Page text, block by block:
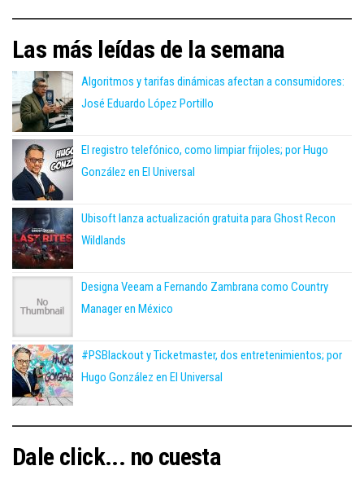
Las más leídas de la semana
Algoritmos y tarifas dinámicas afectan a consumidores:
José Eduardo López Portillo
El registro telefónico, como limpiar frijoles; por Hugo
González en El Universal
Ubisoft lanza actualización gratuita para Ghost Recon
Wildlands
Designa Veeam a Fernando Zambrana como Country
Manager en México
#PSBlackout y Ticketmaster, dos entretenimientos; por
Hugo González en El Universal
Dale click... no cuesta